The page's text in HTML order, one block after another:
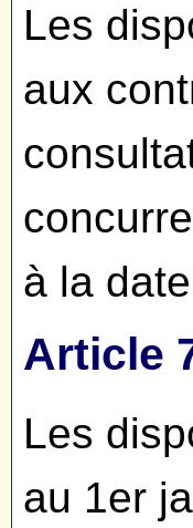
Les
aux
à la
Article
Les
au 1er